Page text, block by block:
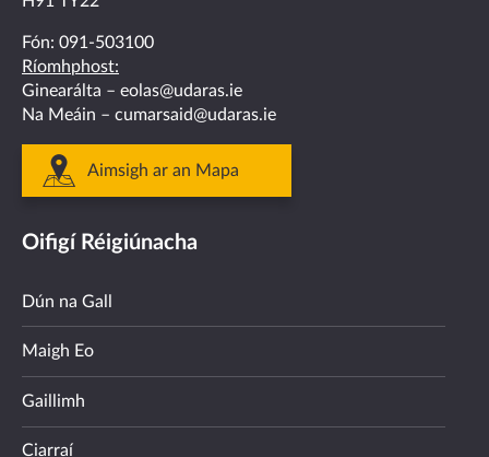
Fón: 091-503100
Ríomhphost:
Ginearálta – eolas@udaras.ie
Na Meáin – cumarsaid@udaras.ie
Aimsigh ar an Mapa
Oifigí Réigiúnacha
Dún na Gall
Maigh Eo
Gaillimh
Ciarraí